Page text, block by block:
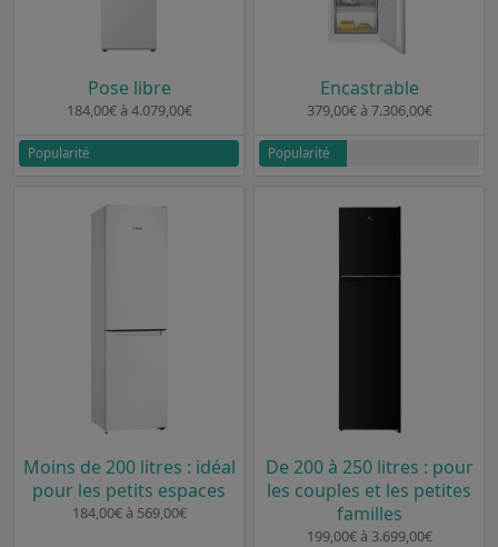
Pose libre
184,00€ à 4.079,00€
Popularité
Encastrable
379,00€ à 7.306,00€
Popularité
Moins de 200 litres : idéal
pour les petits espaces
184,00€ à 569,00€
De 200 à 250 litres : pour
les couples et les petites
familles
199,00€ à 3.699,00€